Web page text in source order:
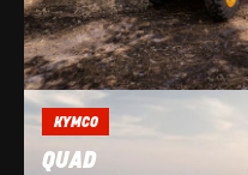
KYMCO
QUAD